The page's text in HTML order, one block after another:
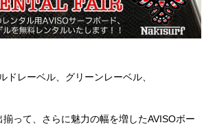
ドレーベル、グリーンレーベル、
揃って、さらに魅力の幅を増したAVISOボー